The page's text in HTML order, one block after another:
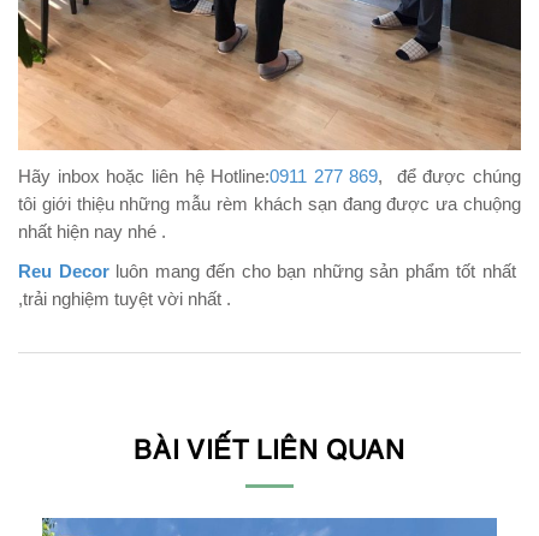
Hãy inbox hoặc liên hệ Hotline:0911 277 869, để được chúng
tôi giới thiệu những mẫu rèm khách sạn đang được ưa chuộng
nhất hiện nay nhé .
Reu Decorluôn mang đến cho bạn những sản phẩm tốt nhất
,trải nghiệm tuyệt vời nhất .
BÀI VIẾT LIÊN QUAN